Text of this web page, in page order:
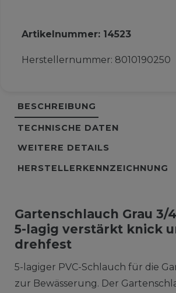
Artikelnummer: 14523
Herstellernummer: 8010190250
BESCHREIBUNG
TECHNISCHE DATEN
WEITERE DETAILS
HERSTELLERKENNZEICHNUNG
Gartenschlauch Grau 3/
5-lagig verstärkt knick
drehfest
5-lagiger PVC-Schlauch für die
zur Bewässerung. Der